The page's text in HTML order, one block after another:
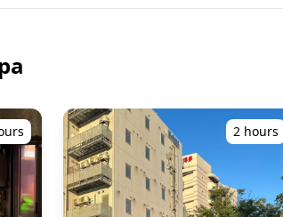
2 hours